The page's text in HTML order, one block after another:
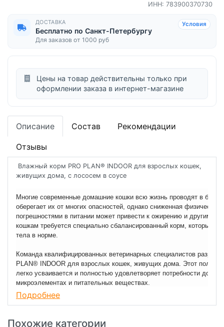
ИНН: 783900370730
ДОСТАВКА
Бесплатно по Санкт-Петербургу
Для заказов от 1000 руб
Условия
Цены на товар действительны только при
оформлении заказа в интернет-магазине
Описание Состав Рекомендации
Отзывы
Влажный корм PRO PLAN® INDOOR для взрослых кошек,
живущих дома, с лососем в соусе
Многие современные домашние кошки всю жизнь проводят в
оберегает их от многих опасностей, однако сниженная физическая
погрешностями в питании может привести к ожирению и другим
кошкам требуется специально сбалансированный корм, который
тела в норме.
Команда квалифицированных ветеринарных специалистов
PLAN® INDOOR для взрослых кошек, живущих дома. Этот
легко усваивается и полностью удовлетворяет потребности
микроэлементах и питательных веществах.
• Помогает минимизировать образование комков шерсти в
волокнам.
лотка.
Подробнее
Похожие категории